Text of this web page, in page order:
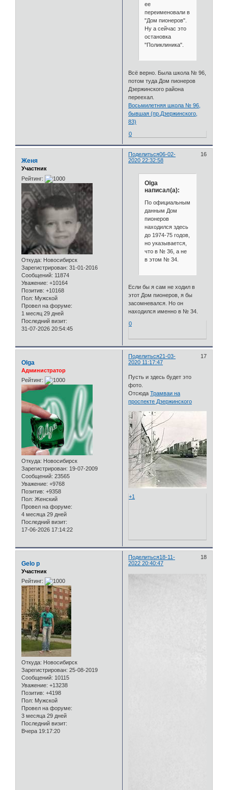
ее
переименовали в
"Дом пионеров".
Ну а сейчас это
остановка
"Поликлиника".
Всё верно. Была школа № 96,
потом туда Дом пионеров
Дзержинского района
переехал.
Восьмилетняя школа № 96,
бывшая (пр.Дзержинского,
83)
0
Поделиться 16
06-02-
2020 22:32:58
Женя
Участник
Рейтинг:
Откуда: Новосибирск
Зарегистрирован: 31-01-2016
Сообщений: 11874
Уважение: +10164
Позитив: +10168
Пол: Мужской
Провел на форуме:
1 месяц 29 дней
Последний визит:
31-07-2026 20:54:45
Olga
написал(а):
По официальным
данным Дом
пионеров
находился здесь
до 1974-75 годов,
но указывается,
что в № 36, а не
в этом № 34.
Если бы я сам не ходил в
этот Дом пионеров, я бы
засомневался. Но он
находился именно в № 34.
0
Поделиться 17
21-03-
2020 11:17:47
Olga
Администратор
Рейтинг:
Откуда: Новосибирск
Зарегистрирован: 19-07-2009
Сообщений: 23565
Уважение: +9768
Позитив: +9358
Пол: Женский
Провел на форуме:
4 месяца 29 дней
Последний визит:
17-06-2026 17:14:22
Пусть и здесь будет это
фото.
ОтсюдаТрамваи на
проспекте Дзержинского
+1
Поделиться 18
18-11-
2022 20:40:47
Gelo p
Участник
Рейтинг:
Откуда: Новосибирск
Зарегистрирован: 25-08-2019
Сообщений: 10115
Уважение: +13238
Позитив: +4198
Пол: Мужской
Провел на форуме:
3 месяца 29 дней
Последний визит:
Вчера 19:17:20